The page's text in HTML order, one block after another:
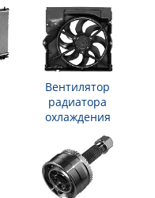
Вентилятор
радиатора
охлаждения